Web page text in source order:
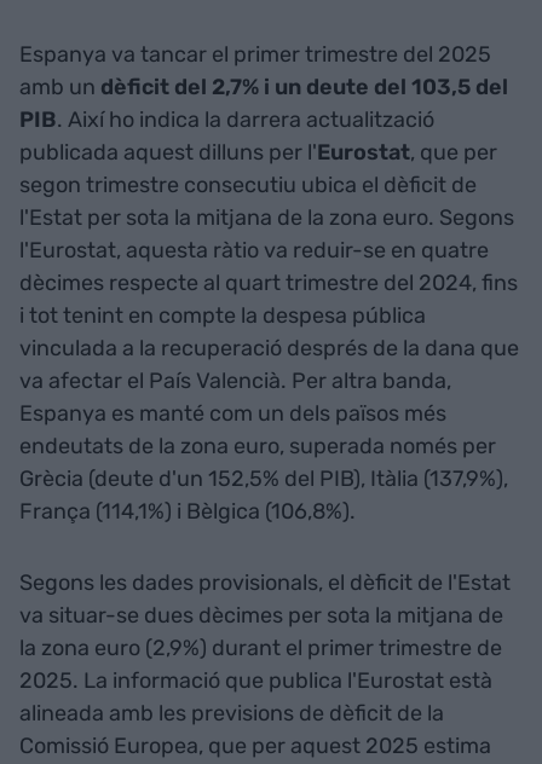
Espanya va tancar el primer trimestre del 2025
amb un dèficit del 2,7% i un deute del 103,5 del
PIB. Així ho indica la darrera actualització
publicada aquest dilluns per l'Eurostat, que per
segon trimestre consecutiu ubica el dèficit de
l'Estat per sota la mitjana de la zona euro. Segons
l'Eurostat, aquesta ràtio va reduir-se en quatre
dècimes respecte al quart trimestre del 2024, fins
i tot tenint en compte la despesa pública
vinculada a la recuperació després de la dana que
va afectar el País Valencià. Per altra banda,
Espanya es manté com un dels països més
endeutats de la zona euro, superada només per
Grècia (deute d'un 152,5% del PIB), Itàlia (137,9%),
França (114,1%) i Bèlgica (106,8%).
Segons les dades provisionals, el dèficit de l'Estat
va situar-se dues dècimes per sota la mitjana de
la zona euro (2,9%) durant el primer trimestre de
2025. La informació que publica l'Eurostat està
alineada amb les previsions de dèficit de la
Comissió Europea, que per aquest 2025 estima